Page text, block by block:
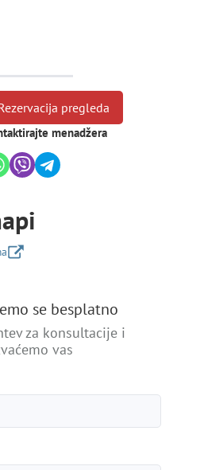
pregleda
menadžera
se besplatno
za konsultacije i
vas